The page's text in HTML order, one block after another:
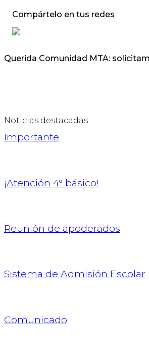
Compártelo en tus redes
Querida Comunidad MTA:
Noticias destacadas
Importante
¡Atención 4° básico!
Reunión de apoderados
Sistema de Admisión Escolar
Comunicado